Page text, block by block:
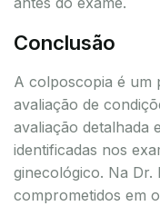
Conclusão
A colposcopia é um
avaliação de
avaliação detalhada
identificadas nos
ginecológico. Na Dr.
comprometidos em